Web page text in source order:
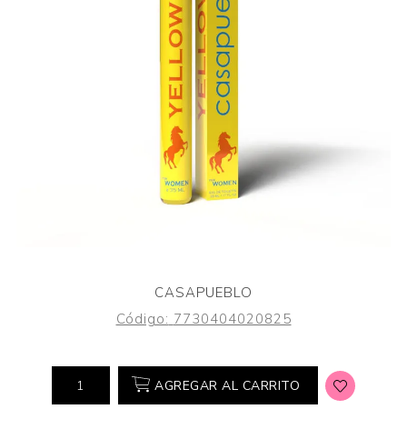
CASAPUEBLO
Código: 7730404020825
AGREGAR AL CARRITO